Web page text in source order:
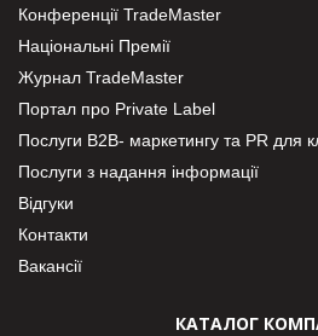
Конференції TradeMaster
Національні Премії
Журнал TradeMaster
Портал про Private Label
Послуги В2В- маркетингу та PR для
Послуги з надання інформації
Відгуки
Контакти
Вакансії
КАТАЛОГ